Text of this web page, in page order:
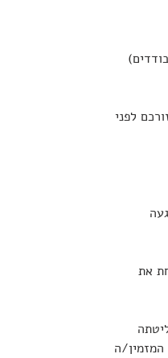
לפני
את
ה